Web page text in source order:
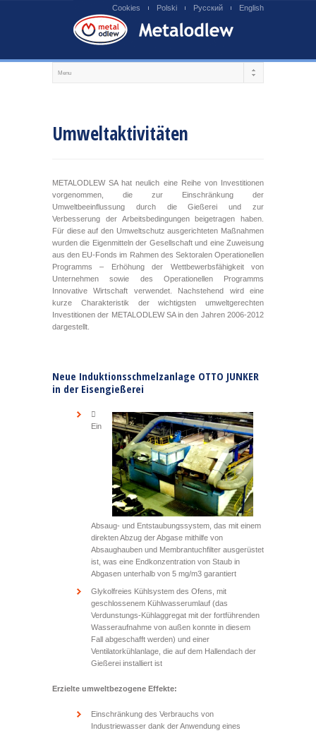
Cookies Polski Русский English
Umweltaktivitäten
METALODLEW SA hat neulich eine Reihe von Investitionen
vorgenommen, die zur Einschränkung der
Umweltbeeinflussung durch die Gießerei und zur
Verbesserung der Arbeitsbedingungen beigetragen haben.
Für diese auf den Umweltschutz ausgerichteten Maßnahmen
wurden die Eigenmitteln der Gesellschaft und eine Zuweisung
aus den EU-Fonds im Rahmen des Sektoralen Operationellen
Programms – Erhöhung der Wettbewerbsfähigkeit von
Unternehmen sowie des Operationellen Programms
Innovative Wirtschaft verwendet. Nachstehend wird eine
kurze Charakteristik der wichtigsten umweltgerechten
Investitionen der METALODLEW SA in den Jahren 2006-2012
dargestellt.
Neue Induktionsschmelzanlage OTTO JUNKER
in der Eisengießerei

Ein
Absaug- und Entstaubungssystem, das mit einem
direkten Abzug der Abgase mithilfe von
Absaughauben und Membrantuchfilter ausgerüstet
ist, was eine Endkonzentration von Staub in
Abgasen unterhalb von 5 mg/m3 garantiert
Glykolfreies Kühlsystem des Ofens, mit
geschlossenem Kühlwasserumlauf (das
Verdunstungs-Kühlaggregat mit der fortführenden
Wasseraufnahme von außen konnte in diesem
Fall abgeschafft werden) und einer
Ventilatorkühlanlage, die auf dem Hallendach der
Gießerei installiert ist
Erzielte umweltbezogene Effekte:
Einschränkung des Verbrauchs von
Industriewasser dank der Anwendung eines